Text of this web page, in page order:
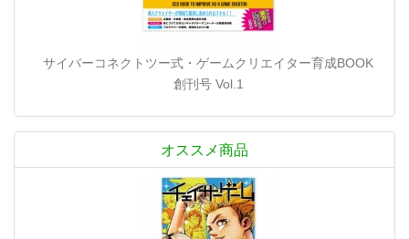
サイバーコネクトツー式・ゲームクリエイター育成BOOK
創刊号 Vol.1
オススメ商品